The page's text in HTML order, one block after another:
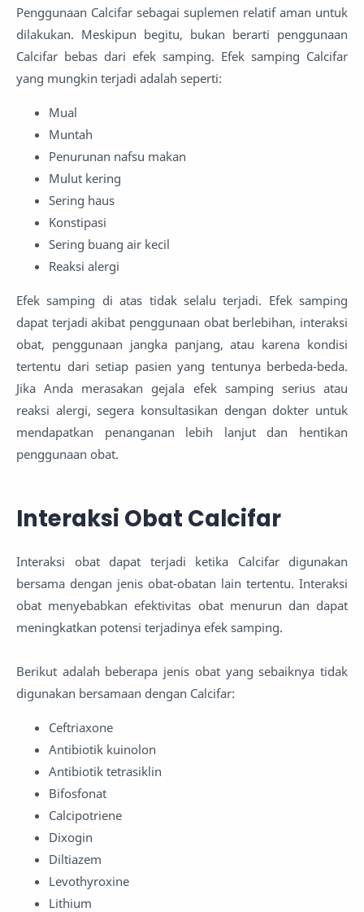
Penggunaan Calcifar sebagai suplemen relatif aman untuk
dilakukan. Meskipun begitu, bukan berarti penggunaan
Calcifar bebas dari efek samping. Efek samping Calcifar
yang mungkin terjadi adalah seperti:
Mual
Muntah
Penurunan nafsu makan
Mulut kering
Sering haus
Konstipasi
Sering buang air kecil
Reaksi alergi
Efek samping di atas tidak selalu terjadi. Efek samping
dapat terjadi akibat penggunaan obat berlebihan, interaksi
obat, penggunaan jangka panjang, atau karena kondisi
tertentu dari setiap pasien yang tentunya berbeda-beda.
Jika Anda merasakan gejala efek samping serius atau
reaksi alergi, segera konsultasikan dengan dokter untuk
mendapatkan penanganan lebih lanjut dan hentikan
penggunaan obat.
Interaksi Obat Calcifar
Interaksi obat dapat terjadi ketika Calcifar digunakan
bersama dengan jenis obat-obatan lain tertentu. Interaksi
obat menyebabkan efektivitas obat menurun dan dapat
meningkatkan potensi terjadinya efek samping.
Berikut adalah beberapa jenis obat yang sebaiknya tidak
digunakan bersamaan dengan Calcifar:
Ceftriaxone
Antibiotik kuinolon
Antibiotik tetrasiklin
Bifosfonat
Calcipotriene
Dixogin
Diltiazem
Levothyroxine
Lithium